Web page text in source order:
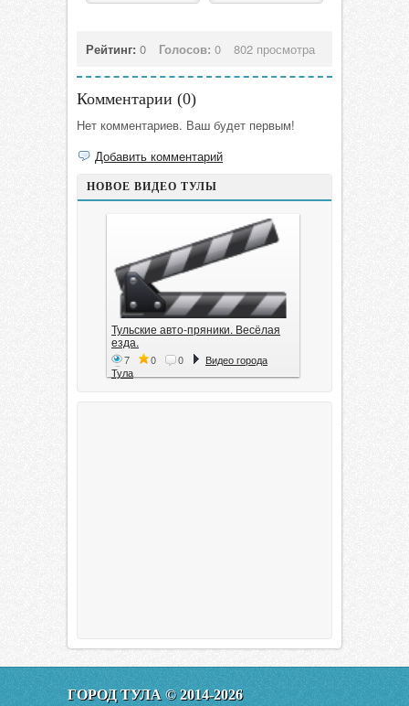
Рейтинг: 0 Голосов: 0 802 просмотра
Комментарии (0)
Нет комментариев. Ваш будет первым!
Добавить комментарий
НОВОЕ ВИДЕО ТУЛЫ
Тульские авто-пряники. Весёлая
езда.
7 0 0
Видео города
Тула
00:20:11
Эфир от 11.01.2016 (19.35) Тула
ГОРОД ТУЛА © 2014-2026